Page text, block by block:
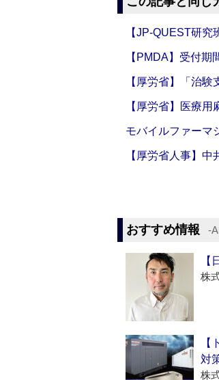
【JP-QUEST研
【PMDA】受付期
【厚労省】「治
【厚労省】医療
モバイルファーマ
【厚労省人事】
おすすめ情報
【
株
対
株